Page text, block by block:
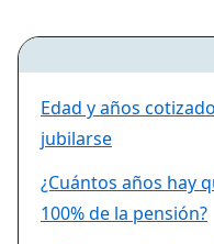
Edad y años
jubilarse
¿Cuántos años hay
100% de la pensión?